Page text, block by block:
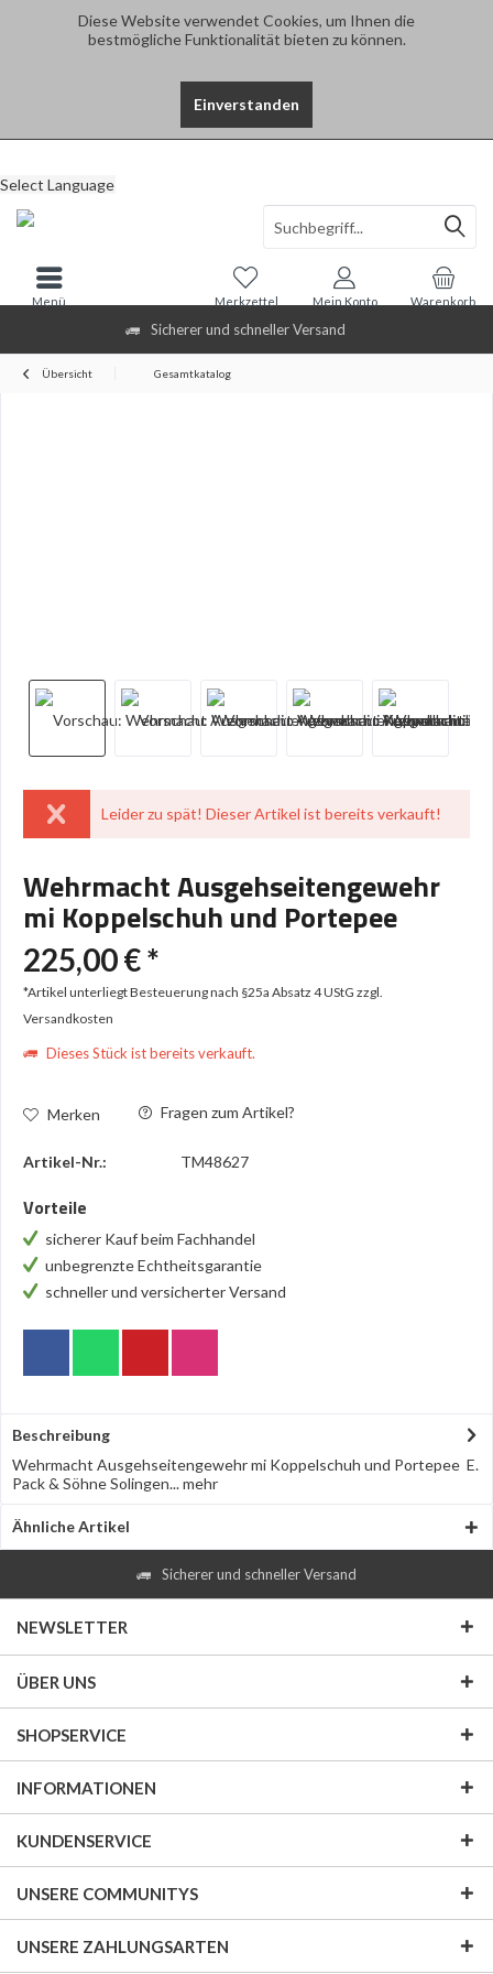
Diese Website verwendet Cookies, um Ihnen die
bestmögliche Funktionalität bieten zu können.
Einverstanden
Sicherer und schneller Versand
Select Language
Warenkorb
Merkzettel Mein Konto
Menü
Übersicht Gesamtkatalog
Leider zu spät! Dieser Artikel ist bereits verkauft!
Wehrmacht Ausgehseitengewehr
mi Koppelschuh und Portepee
225,00 € *
*Artikel unterliegt Besteuerung nach §25a Absatz 4 UStG zzgl.
Versandkosten
Dieses Stück ist bereits verkauft.
Merken Fragen zum Artikel?
Artikel-Nr.: TM48627
Vorteile
sicherer Kauf beim Fachhandel
unbegrenzte Echtheitsgarantie
schneller und versicherter Versand
Beschreibung
Wehrmacht Ausgehseitengewehr mi Koppelschuh und Portepee E.
Pack & Söhne Solingen...mehr
Ähnliche Artikel
Sicherer und schneller Versand
NEWSLETTER
ÜBER UNS
SHOPSERVICE
INFORMATIONEN
KUNDENSERVICE
UNSERE COMMUNITYS
UNSERE ZAHLUNGSARTEN